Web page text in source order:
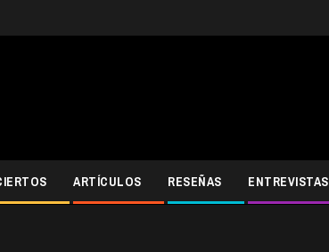
ARTÍCULOS RESEÑAS ENTREVISTAS